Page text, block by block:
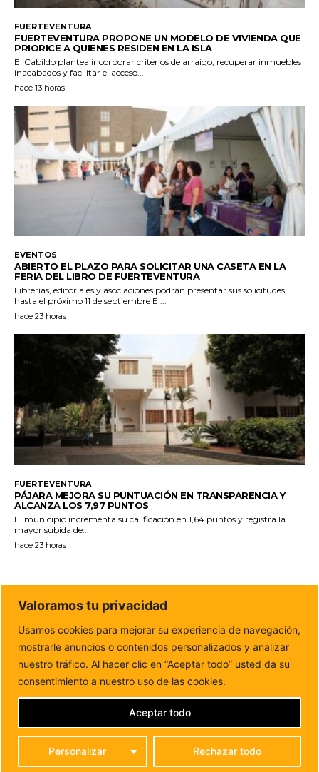
FUERTEVENTURA
FUERTEVENTURA PROPONE UN MODELO DE VIVIENDA QUE
PRIORICE A QUIENES RESIDEN EN LA ISLA
El Cabildo plantea incorporar criterios de arraigo, recuperar inmuebles
inacabados y facilitar el acceso...
hace 13 horas
EVENTOS
ABIERTO EL PLAZO PARA SOLICITAR UNA CASETA EN LA
FERIA DEL LIBRO DE FUERTEVENTURA
Librerías, editoriales y asociaciones podrán presentar sus solicitudes
hasta el próximo 11 de septiembre El...
hace 23 horas
FUERTEVENTURA
PÁJARA MEJORA SU PUNTUACIÓN EN TRANSPARENCIA Y
ALCANZA LOS 7,97 PUNTOS
El municipio incrementa su calificación en 1,64 puntos y registra la
mayor subida de...
hace 23 horas